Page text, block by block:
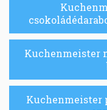
Kuchenmeister
Kuchenmeister